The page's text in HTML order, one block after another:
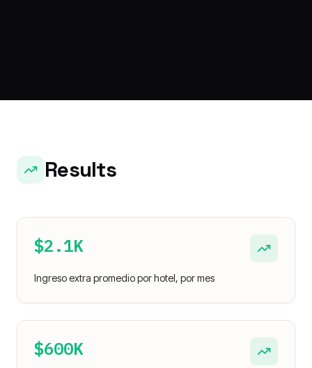
Results
$2.1K
Ingreso extra promedio por hotel, por mes
$600K